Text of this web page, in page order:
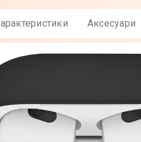
Характеристики Аксесуари